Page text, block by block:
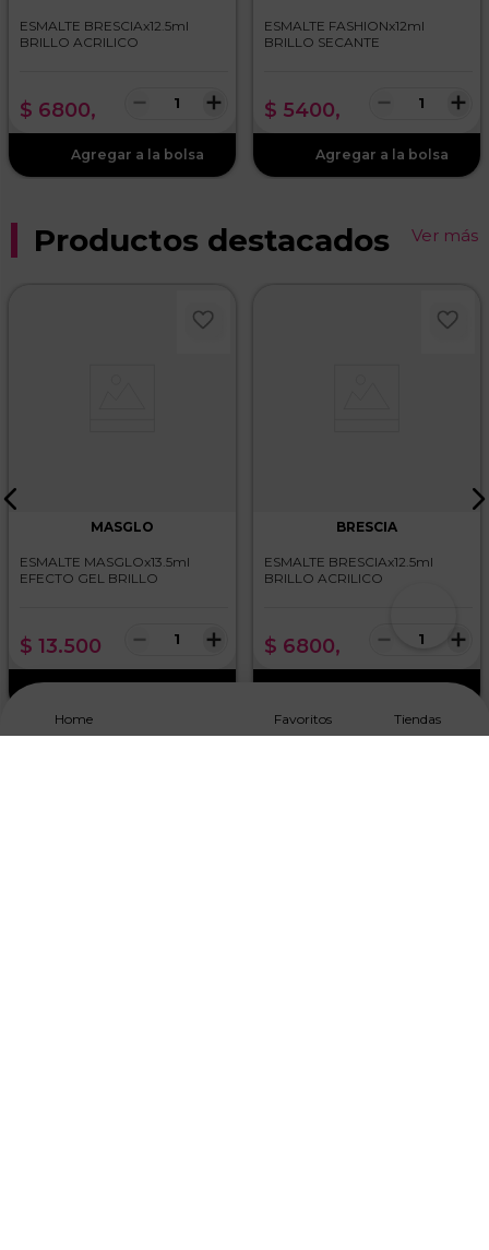
ESMALTE BRESCIAx12.5ml
BRILLO ACRILICO
$ 6800, ＋
－
ESMALTE FASHIONx12ml
BRILLO SECANTE
$ 5400, ＋
－
Productos destacados Ver más
MASGLO
ESMALTE MASGLOx13.5ml
EFECTO GEL BRILLO
$ 13.500 ＋
－
BRESCIA
ESMALTE BRESCIAx12.5ml
BRILLO ACRILICO
$ 6800, ＋
－
Home Favoritos Tiendas